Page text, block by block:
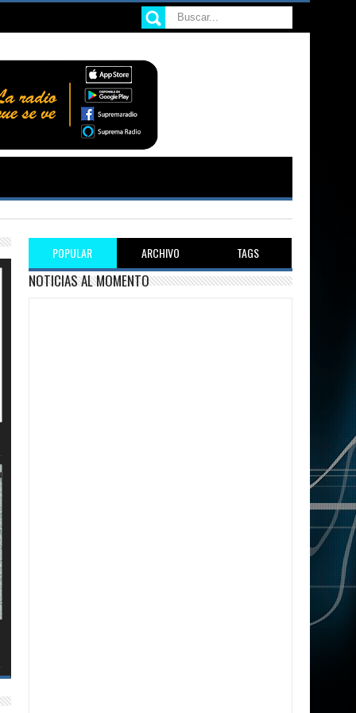
POPULAR ARCHIVO TAGS
NOTICIAS AL MOMENTO